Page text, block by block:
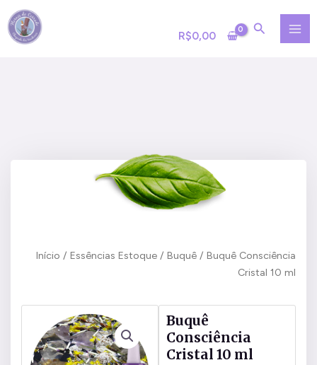
para
R$0,00
Início / Essências Estoque / Buquê / Buquê Consciência
Cristal 10 ml
Buquê
Consciência
Cristal 10 ml